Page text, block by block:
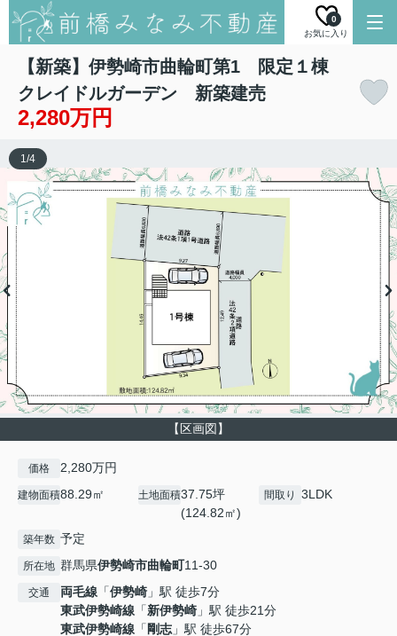
お気に入り
0
【新築】伊勢崎市曲輪町第1 限定１棟
クレイドルガーデン 新築建売
2,280万円
【区画図】
1/4
価格 2,280万円
建物面積88.29㎡ 土地面積37.75坪
(124.82㎡)
間取り 3LDK
築年数 予定
所在地 群馬県伊勢崎市曲輪町11-30
交通 両毛線 「伊勢崎 」駅 徒歩7分
東武伊勢崎線 「新伊勢崎 」駅 徒歩21分
東武伊勢崎線 「 剛志」駅 徒歩67分